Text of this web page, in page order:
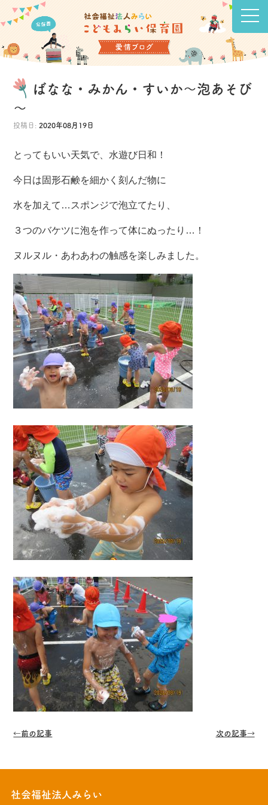
ばなな・みかん・すいか～泡あそび
～
投稿日: 2020年08月19日
とってもいい天気で、水遊び日和！
今日は固形石鹸を細かく刻んだ物に
水を加えて…スポンジで泡立てたり、
３つのバケツに泡を作って体にぬったり…！
ヌルヌル・あわあわの触感を楽しみました。
←前の記事 次の記事→
社会福祉法人みらい